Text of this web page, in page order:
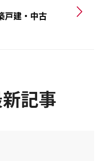
戸建・中古
記事